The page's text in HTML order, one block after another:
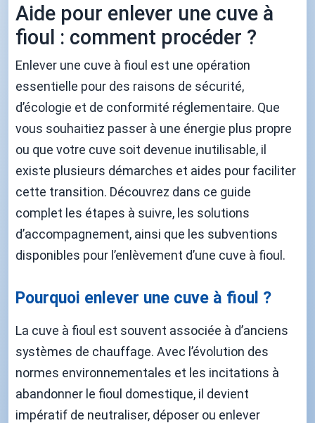
Aide pour enlever une cuve à
fioul : comment procéder ?
Enlever une cuve à fioul est une opération
essentielle pour des raisons de sécurité,
d’écologie et de conformité réglementaire. Que
vous souhaitiez passer à une énergie plus propre
ou que votre cuve soit devenue inutilisable, il
existe plusieurs démarches et aides pour faciliter
cette transition. Découvrez dans ce guide
complet les étapes à suivre, les solutions
d’accompagnement, ainsi que les subventions
disponibles pour l’enlèvement d’une cuve à fioul.
Pourquoi enlever une cuve à fioul ?
La cuve à fioul est souvent associée à d’anciens
systèmes de chauffage. Avec l’évolution des
normes environnementales et les incitations à
abandonner le fioul domestique, il devient
impératif de neutraliser, déposer ou enlever